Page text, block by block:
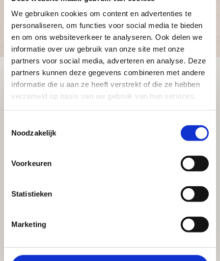
We gebruiken cookies om content en advertenties te
personaliseren, om functies voor social media te bieden
en om ons websiteverkeer te analyseren. Ook delen we
informatie over uw gebruik van onze site met onze
partners voor social media, adverteren en analyse. Deze
partners kunnen deze gegevens combineren met andere
informatie die u aan ze heeft verstrekt of die ze hebben
verzameld op basis van uw gebruik van hun services.
Noodzakelijk
Voorkeuren
Statistieken
Marketing
Meer informatie?